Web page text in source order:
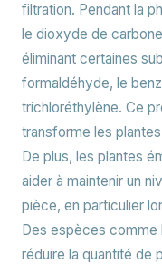
filtration. Pendant la
le dioxyde de
éliminant certaines
formaldéhyde, le
trichloréthylène. Ce
transforme les
De plus, les plantes
aider à maintenir un
pièce, en particulier
Des espèces comme
réduire la quantité de